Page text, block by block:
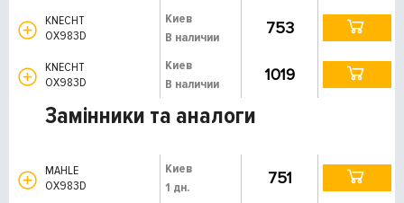
KNECHT
OX983D
Киев
В наличии
753
KNECHT
OX983D
Киев
В наличии
1019
Замінники та аналоги
MAHLE
OX983D
Киев
1 дн.
751